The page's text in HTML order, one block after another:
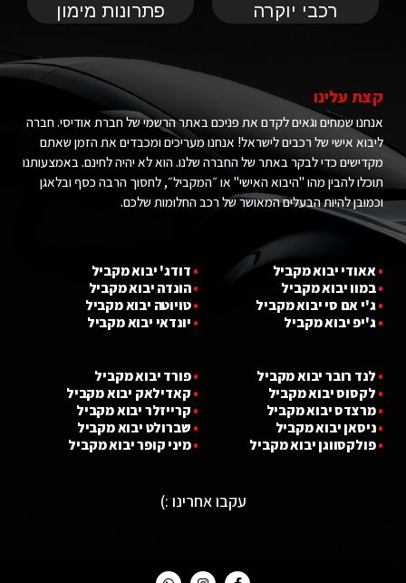
רכבי יוקרה פתרונות מימון
קצת עלינו
אנחנו שמחים וגאים לקדם את פניכם באתר הרשמי של חברת אודיסי. חברה
ליבוא אישי של רכבים לישראל! אנחנו מעריכים ומכבדים את הזמן שאתם
מקדישים כדי לבקר באתר של החברה שלנו. הוא לא יהיה לחינם. באמצעותנו
תוכלו להבין מהו "היבוא האישי" או ״המקביל״, לחסוך הרבה כסף ובלאגן
וכמובן להיות הבעלים המאושר של רכב החלומות שלכם.
•אאודי יבוא מקביל
•במוו יבוא מקביל
•ג'י אם סי יבוא מקביל
•ג'יפ יבוא מקביל
• דודג' יבוא מקביל
•הונדה יבוא מקביל
•טויוטה יבוא מקביל
• יונדאי יבוא מקביל
• לנד רובר יבוא מקביל
• לקסוס יבוא מקביל
•מרצדס יבוא מקביל
•ניסאן יבוא מקביל
•פולקסווגן יבוא מקביל
•פורד יבוא מקביל
• קאדילאק יבוא מקביל
• קרייזלר יבוא מקביל
• שברולט יבוא מקביל
•מיני קופר יבוא מקביל
עקבו אחרינו :)